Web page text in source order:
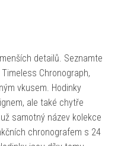
detailů. Seznamte
Chronograph,
vkusem. Hodinky
ale také chytře
samotný název kolekce
chronografem s 24